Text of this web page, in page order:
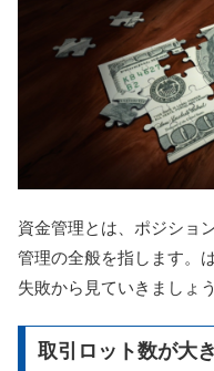
資金管理とは、ポジショ
管理の全般を指します。
失敗から見ていきましょう
取引ロット数が大